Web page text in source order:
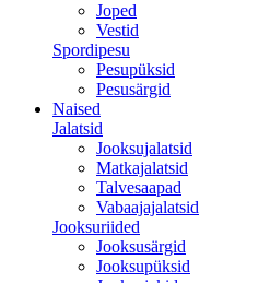
Joped
Vestid
Spordipesu
Pesupüksid
Pesusärgid
Naised
Jalatsid
Jooksujalatsid
Matkajalatsid
Talvesaapad
Vabaajajalatsid
Jooksuriided
Jooksusärgid
Jooksupüksid